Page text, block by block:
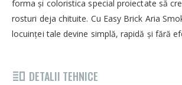
forma și coloristica special proiectate să
rosturi deja chituite. Cu Easy Brick Aria
locuinței tale devine simplă, rapidă și fără
DETALII TEHNICE